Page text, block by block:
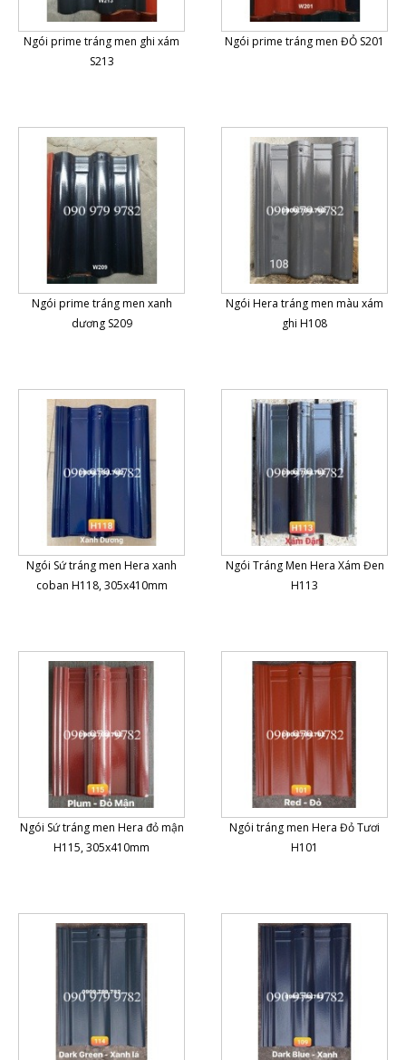
Ngói prime tráng men ghi xám
S213
Ngói prime tráng men ĐỎ S201
Ngói prime tráng men xanh
dương S209
Ngói Hera tráng men màu xám
ghi H108
Ngói Sứ tráng men Hera xanh
coban H118, 305x410mm
Ngói Tráng Men Hera Xám Đen
H113
Ngói Sứ tráng men Hera đỏ mận
H115, 305x410mm
Ngói tráng men Hera Đỏ Tươi
H101